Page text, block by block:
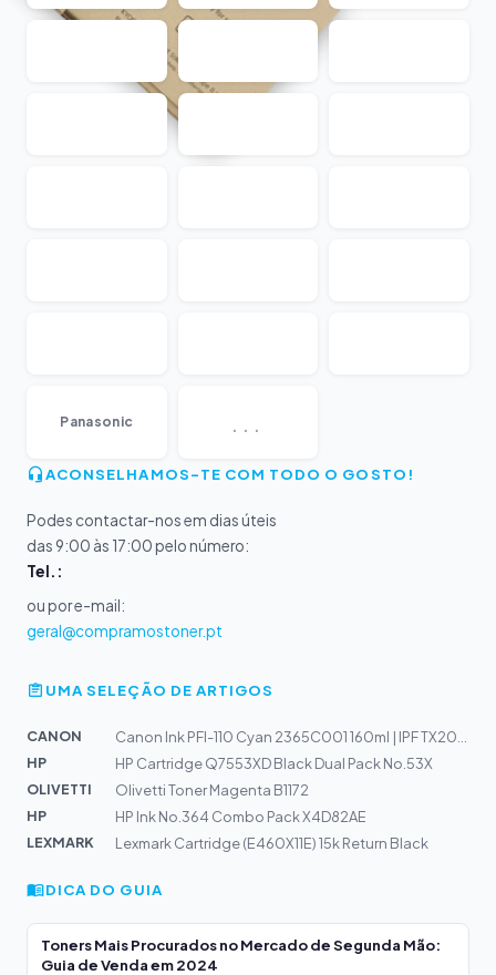
Panasonic ...
ACONSELHAMOS-TE COM TODO O GOSTO!
Podes contactar-nos em dias úteis
das 9:00 às 17:00 pelo número:
Tel.:
ou por e-mail:
geral@compramostoner.pt
UMA SELEÇÃO DE ARTIGOS
CANON
HP
HP Cartridge Q7553XD Black Dual Pack No.53X
OLIVETTI
Olivetti Toner Magenta B1172
HP
HP Ink No.364 Combo Pack X4D82AE
LEXMARK
Lexmark Cartridge (E460X11E) 15k Return Black
DICA DO GUIA
Toners Mais Procurados no Mercado de Segunda Mão:
Guia de Venda em 2024